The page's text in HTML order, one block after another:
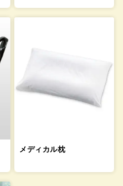
メディカル枕